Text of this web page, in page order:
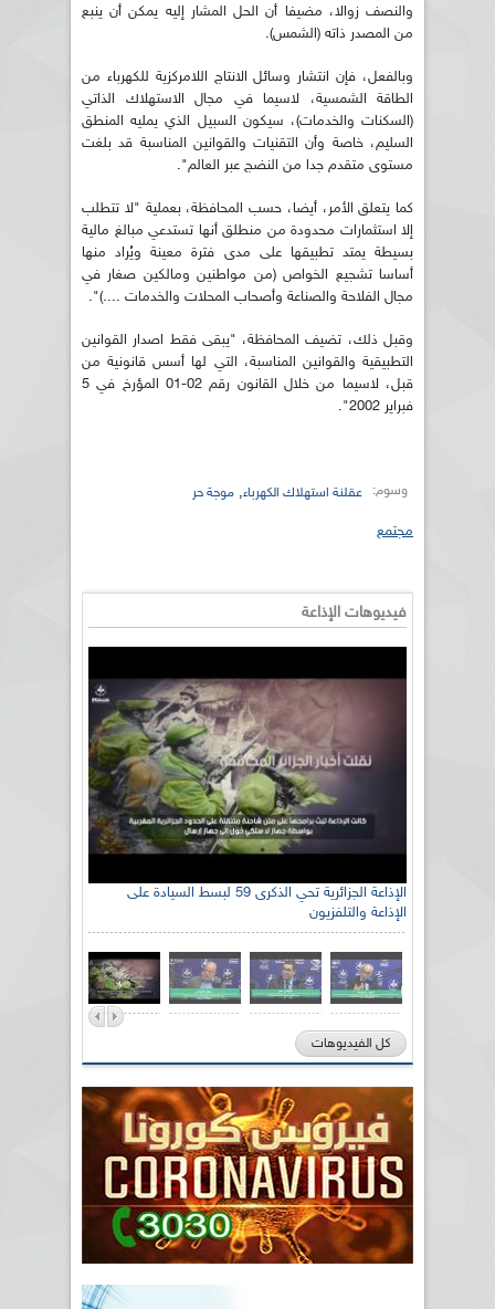
والنصف زوالا، مضيفا أن الحل المشار إليه يمكن أن ينبع
من المصدر ذاته (الشمس).
وبالفعل، فإن انتشار وسائل الانتاج اللامركزية للكهرباء من
الطاقة الشمسية، لاسيما في مجال الاستهلاك الذاتي
(السكنات والخدمات)، سيكون السبيل الذي يمليه المنطق
السليم، خاصة وأن التقنيات والقوانين المناسبة قد بلغت
مستوى متقدم جدا من النضج عبر العالم".
كما يتعلق الأمر، أيضا، حسب المحافظة، بعملية "لا تتطلب
إلا استثمارات محدودة من منطلق أنها تستدعي مبالغ مالية
بسيطة يمتد تطبيقها على مدى فترة معينة ويُراد منها
أساسا تشجيع الخواص (من مواطنين ومالكين صغار في
مجال الفلاحة والصناعة وأصحاب المحلات والخدمات ....)".
وقبل ذلك، تضيف المحافظة، "يبقى فقط اصدار القوانين
التطبيقية والقوانين المناسبة، التي لها أسس قانونية من
قبل، لاسيما من خلال القانون رقم 02-01 المؤرخ في 5
فبراير 2002".
وسوم: عقلنة استهلاك الكهرباء, موجة حر
مجتمع
فيديوهات الإذاعة
الإذاعة الجزائرية تحي الذكرى 59 لبسط السيادة على
الإذاعة والتلفزيون
كل الفيديوهات